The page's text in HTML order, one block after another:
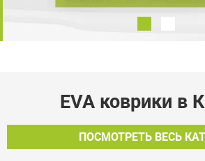
EVA коврики в
ПОСМОТРЕТЬ ВЕСЬ